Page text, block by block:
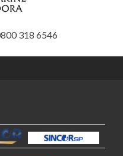
318 6546